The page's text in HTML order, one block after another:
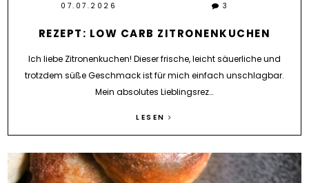
07.07.2026 3
REZEPT: LOW CARB ZITRONENKUCHEN
Ich liebe Zitronenkuchen! Dieser frische, leicht säuerliche und
trotzdem süße Geschmack ist für mich einfach unschlagbar.
Mein absolutes Lieblingsrez…
LESEN